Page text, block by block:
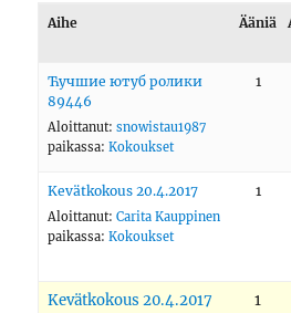
Aihe Ääniä
Ћучшие ютуб ролики
89446
Aloittanut:snowistau1987
paikassa:Kokoukset
1
Kevätkokous 20.4.2017
Aloittanut:Carita Kauppinen
paikassa:Kokoukset
1
Kevätkokous 20.4.2017 1